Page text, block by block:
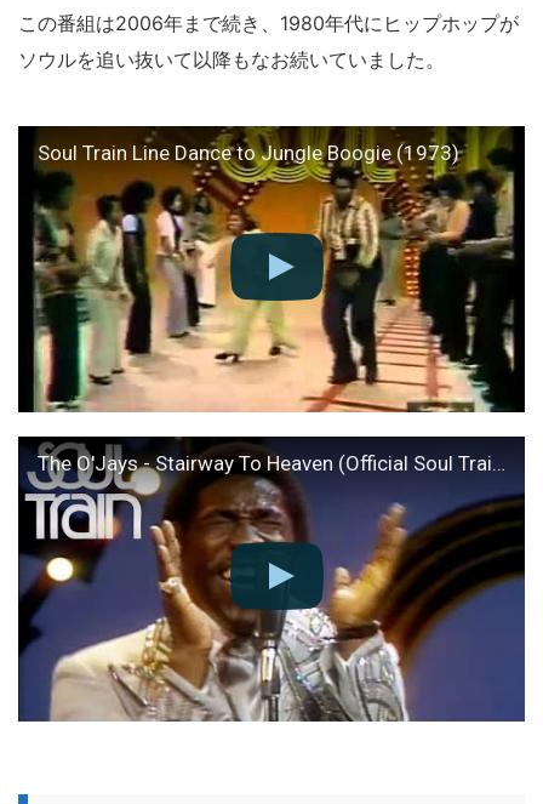
この番組は2006年まで続き、1980年代にヒップホップが
ソウルを追い抜いて以降もなお続いていました。
Soul Train Line Dance to Jungle Boogie (1973)
The O'Jays - Stairway To Heaven (Official Soul Train Video)